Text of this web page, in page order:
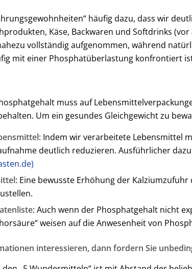
häufig dazu, dass wir
Käse, Backwaren und Softdrinks
vollständig aufgenommen, während
mit einer Phosphatüberlastung konfrontiert
muss auf
Um ein gesundes Gleichgewicht zu
: Indem wir verarbeitete Lebensmittel
deutlich reduzieren. Ausführlicher
: Eine bewusste Erhöhung der
: Auch wenn der Phosphatgehalt nicht
weisen auf die Anwesenheit von
interessieren, dann fordern Sie